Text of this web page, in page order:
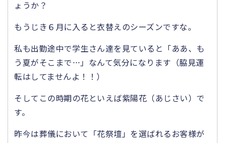
ょうか？
もうじき６月に入ると衣替えのシーズンですな。
私も出勤途中で学生さん達を見ていると「ああ、も
う夏がそこまで…」なんて気分になります（脇見運
転はしてませんよ！！）
そしてこの時期の花といえば紫陽花（あじさい）で
す。
昨今は葬儀において「花祭壇」を選ばれるお客様が